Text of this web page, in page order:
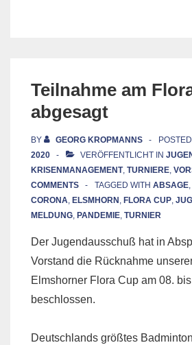
Teilnahme am
abgesagt
BY GEORG KROPMANNS
2020
VERÖFFENTLICHT IN
KRISENMANAGEMENT, TURNIERE,
COMMENTS
TAGGED WITH ABSAGE,
CORONA, ELSMHORN, FLORA CUP,
MELDUNG, PANDEMIE, TURNIER
Der Jugendausschuß hat in
Vorstand die Rücknahme
Elmshorner Flora Cup am 08.
beschlossen.
Deutschlands größtes